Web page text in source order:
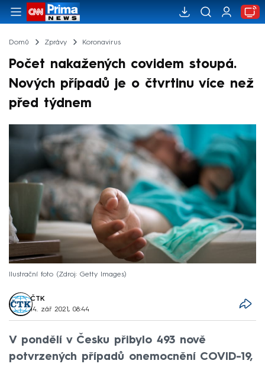
Domů Zprávy Koronavirus
Počet nakažených covidem stoupá.
Nových případů je o čtvrtinu více než
před týdnem
Ilustrační foto Zdroj: Getty Images
ČTK
14. zář 2021, 08:44
V pondělí v Česku přibylo 493 nově
potvrzených případů onemocnění COVID-19,